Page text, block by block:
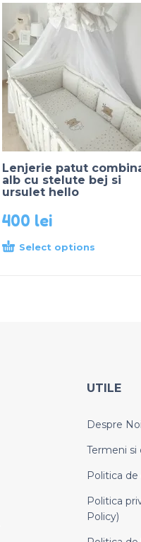
Lenjerie patut
alb cu stelute bej si
ursulet hello
400 lei
Select options
UTILE
Despre Noi
Termeni si
Politica
Politica
Policy)